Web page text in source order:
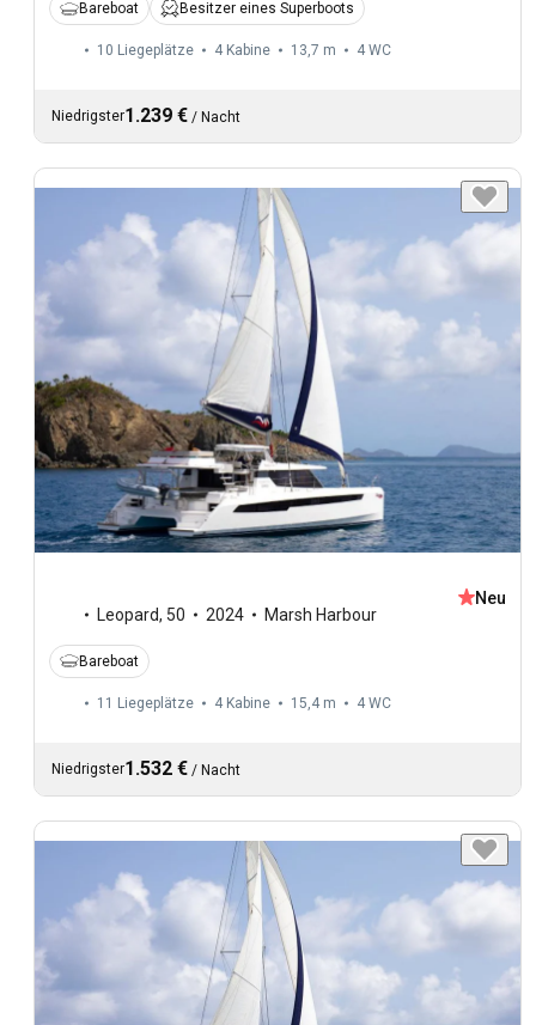
Bareboat Besitzer eines Superboots
10 Liegeplätze 4 Kabine 13,7 m 4 WC
Niedrigster1.239 € / Nacht
Leopard, 50 2024 Marsh Harbour
Neu
Bareboat
11 Liegeplätze 4 Kabine 15,4 m 4 WC
Niedrigster1.532 € / Nacht